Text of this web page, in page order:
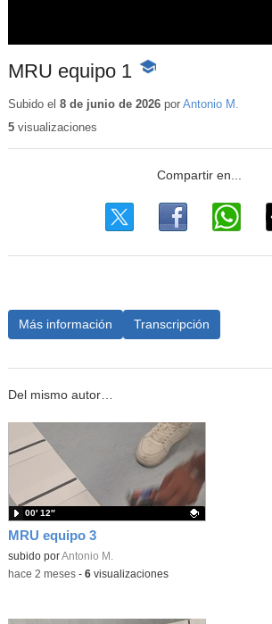
MRU equipo 1
-
educativo
Subido el 8 de junio de 2026por Antonio M.
5visualizaciones
Más información Transcripción
Del mismo autor…
MRU equipo 3
Contenido educativo.
subido porAntonio M.
00′ 12″
-hace 2 meses- 6visualizaciones